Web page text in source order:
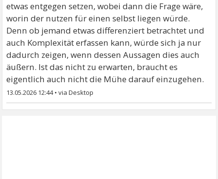
etwas entgegen setzen, wobei dann die Frage wäre,
worin der nutzen für einen selbst liegen würde.
Denn ob jemand etwas differenziert betrachtet und
auch Komplexität erfassen kann, würde sich ja nur
dadurch zeigen, wenn dessen Aussagen dies auch
äußern. Ist das nicht zu erwarten, braucht es
eigentlich auch nicht die Mühe darauf einzugehen.
13.05.2026 12:44•